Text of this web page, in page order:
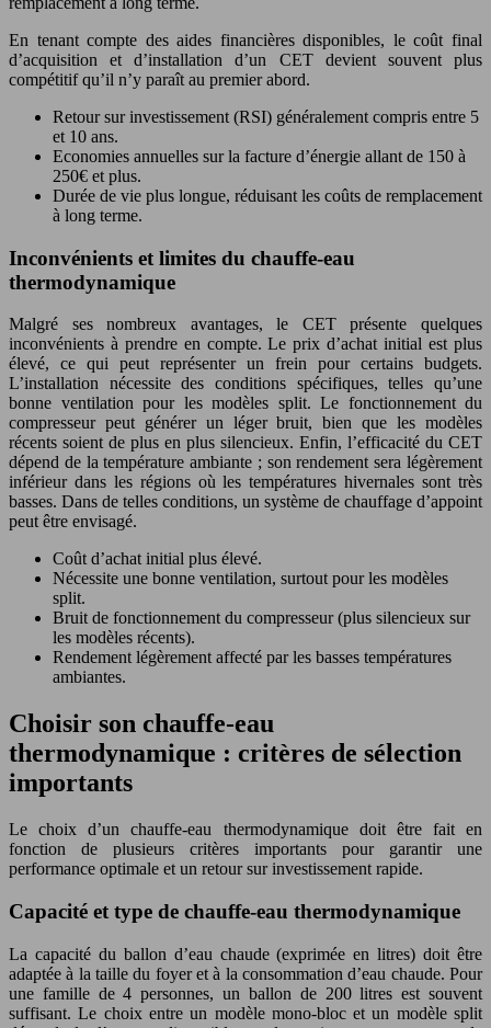
En tenant compte des aides financières disponibles, le coût final
d’acquisition et d’installation d’un CET devient souvent plus
compétitif qu’il n’y paraît au premier abord.
Retour sur investissement (RSI) généralement compris entre 5
et 10 ans.
Economies annuelles sur la facture d’énergie allant de 150 à
250€ et plus.
Durée de vie plus longue, réduisant les coûts de remplacement
à long terme.
Inconvénients et limites du chauffe-eau
thermodynamique
Malgré ses nombreux avantages, le CET présente quelques
inconvénients à prendre en compte. Le prix d’achat initial est plus
élevé, ce qui peut représenter un frein pour certains budgets.
L’installation nécessite des conditions spécifiques, telles qu’une
bonne ventilation pour les modèles split. Le fonctionnement du
compresseur peut générer un léger bruit, bien que les modèles
récents soient de plus en plus silencieux. Enfin, l’efficacité du CET
dépend de la température ambiante ; son rendement sera légèrement
inférieur dans les régions où les températures hivernales sont très
basses. Dans de telles conditions, un système de chauffage d’appoint
peut être envisagé.
Coût d’achat initial plus élevé.
Nécessite une bonne ventilation, surtout pour les modèles
split.
Bruit de fonctionnement du compresseur (plus silencieux sur
les modèles récents).
Rendement légèrement affecté par les basses températures
ambiantes.
Choisir son chauffe-eau
thermodynamique : critères de sélection
importants
Le choix d’un chauffe-eau thermodynamique doit être fait en
fonction de plusieurs critères importants pour garantir une
performance optimale et un retour sur investissement rapide.
Capacité et type de chauffe-eau thermodynamique
La capacité du ballon d’eau chaude (exprimée en litres) doit être
adaptée à la taille du foyer et à la consommation d’eau chaude. Pour
une famille de 4 personnes, un ballon de 200 litres est souvent
suffisant. Le choix entre un modèle mono-bloc et un modèle split